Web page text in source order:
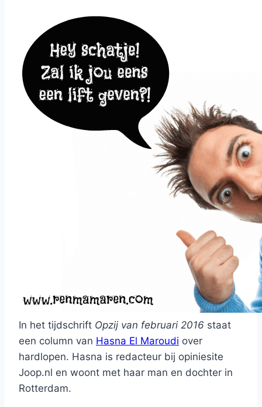
In het tijdschrift Opzij van februari 2016 staat
een column van Hasna El Maroudi over
hardlopen. Hasna is redacteur bij opiniesite
Joop.nl en woont met haar man en dochter in
Rotterdam.